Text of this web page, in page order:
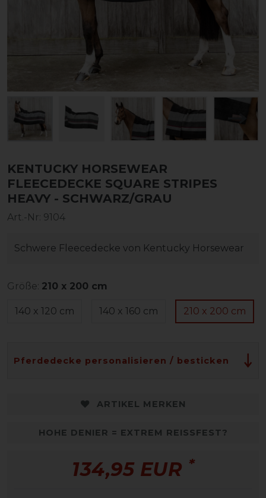
KENTUCKY HORSEWEAR
FLEECEDECKE SQUARE STRIPES
HEAVY - SCHWARZ/GRAU
Art.-Nr: 9104
Schwere Fleecedecke von Kentucky Horsewear
Größe: 210 x 200 cm
140 x 120 cm 140 x 160 cm 210 x 200 cm
Pferdedecke personalisieren / besticken
ARTIKEL MERKEN
HOHE DENIER = EXTREM REISSFEST?
134,95 EUR *